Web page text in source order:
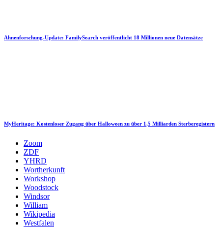
Ahnenforschung-Update: FamilySearch veröffentlicht 18 Millionen neue Datensätze
MyHeritage: Kostenloser Zugang über Halloween zu über 1,5 Milliarden Sterberegistern
Zoom
ZDF
YHRD
Wortherkunft
Workshop
Woodstock
Windsor
William
Wikipedia
Westfalen